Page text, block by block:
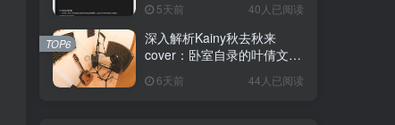
5天前 40人已阅读
深入解析Kainy秋去秋来
cover：卧室自录的叶倩文经
6天前 44人已阅读
TOP6